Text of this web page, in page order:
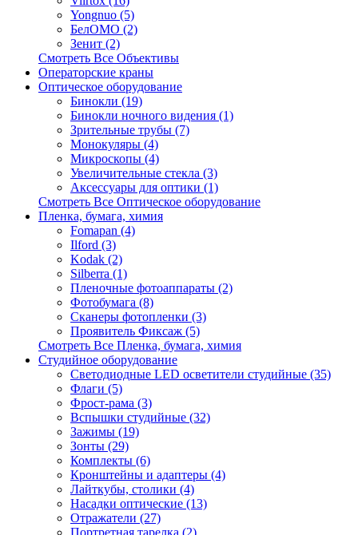
Yongnuo (5)
БелOMO (2)
Зенит (2)
Смотреть Все Объективы
Операторские краны
Оптическое оборудование
Бинокли (19)
Бинокли ночного видения (1)
Зрительные трубы (7)
Монокуляры (4)
Микроскопы (4)
Увеличительные стекла (3)
Аксессуары для оптики (1)
Смотреть Все Оптическое оборудование
Пленка, бумага, химия
Fomapan (4)
Ilford (3)
Kodak (2)
Silberra (1)
Пленочные фотоаппараты (2)
Фотобумага (8)
Сканеры фотопленки (3)
Проявитель Фиксаж (5)
Смотреть Все Пленка, бумага, химия
Студийное оборудование
Светодиодные LED осветители студийные (35)
Флаги (5)
Фрост-рама (3)
Вспышки студийные (32)
Зажимы (19)
Зонты (29)
Комплекты (6)
Кронштейны и адаптеры (4)
Лайткубы, столики (4)
Насадки оптические (13)
Отражатели (27)
Портретная тарелка (2)